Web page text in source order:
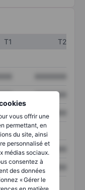
vous offrir une
permettant, en
du site, ainsi
personnalisé et
médias sociaux.
consentez à
des données
« Gérer le
en matière
T1
T2
XXXXXXX
XXXXXXX
XXXXXXX
XXXXXXX